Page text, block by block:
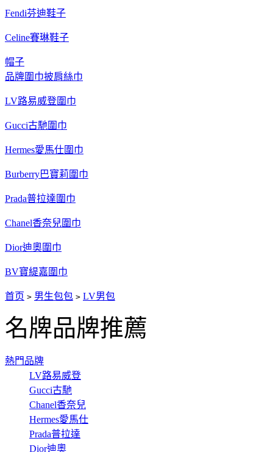
Fendi芬迪鞋子
Celine賽琳鞋子
帽子
品牌圍巾披肩絲巾
LV路易威登圍巾
Gucci古馳圍巾
Hermes愛馬仕圍巾
Burberry巴寶莉圍巾
Prada普拉達圍巾
Chanel香奈兒圍巾
Dior迪奧圍巾
BV寶緹嘉圍巾
首页 > 男生包包 > LV男包
名牌品牌推薦
熱門品牌
LV路易威登
Gucci古馳
Chanel香奈兒
Hermes愛馬仕
Prada普拉達
Dior迪奧